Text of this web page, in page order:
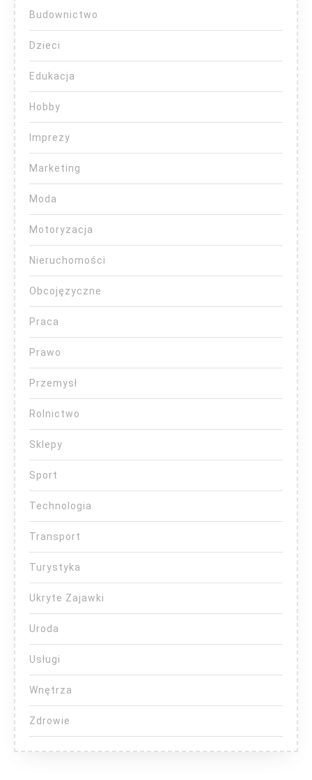
Budownictwo
Dzieci
Edukacja
Hobby
Imprezy
Marketing
Moda
Motoryzacja
Nieruchomości
Obcojęzyczne
Praca
Prawo
Przemysł
Rolnictwo
Sklepy
Sport
Technologia
Transport
Turystyka
Ukryte Zajawki
Uroda
Usługi
Wnętrza
Zdrowie